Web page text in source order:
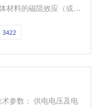
材料的磁阻效应（或称
器的原理结构及其应用
3422